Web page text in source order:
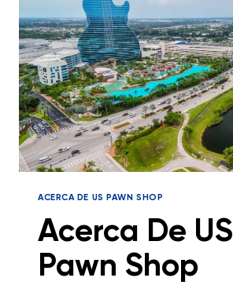
ACERCA DE US PAWN SHOP
Acerca De US
Pawn Shop